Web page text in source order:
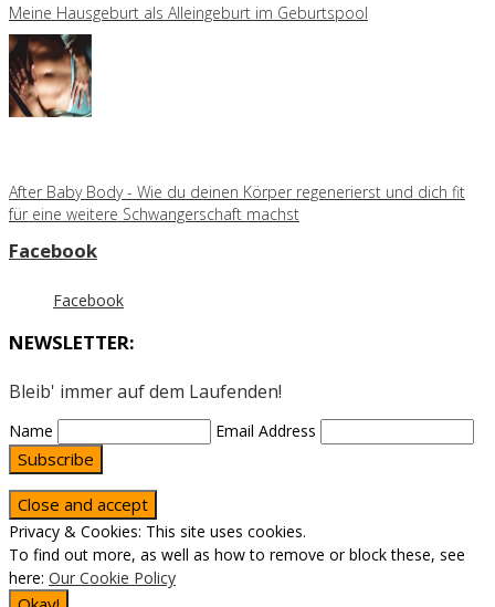
Meine Hausgeburt als Alleingeburt im Geburtspool
After Baby Body - Wie du deinen Körper regenerierst und dich fit
für eine weitere Schwangerschaft machst
Facebook
Facebook
NEWSLETTER:
Bleib' immer auf dem Laufenden!
Name Email Address
Subscribe
Privacy & Cookies: This site uses cookies.
To find out more, as well as how to remove or block these, see
here: Our Cookie Policy